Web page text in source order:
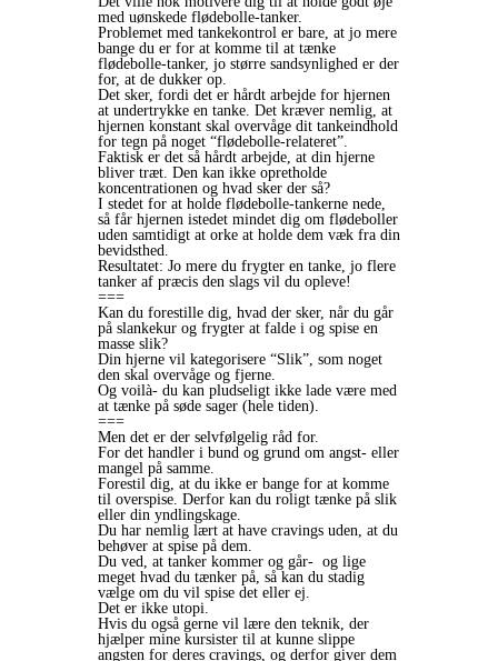
med uønskede flødebolle-tanker.
Problemet med tankekontrol er bare, at jo mere
bange du er for at komme til at tænke
flødebolle-tanker, jo større sandsynlighed er der
for, at de dukker op.
Det sker, fordi det er hårdt arbejde for hjernen
at undertrykke en tanke. Det kræver nemlig, at
hjernen konstant skal overvåge dit tankeindhold
for tegn på noget “flødebolle-relateret”.
Faktisk er det så hårdt arbejde, at din hjerne
bliver træt. Den kan ikke opretholde
koncentrationen og hvad sker der så?
I stedet for at holde flødebolle-tankerne nede,
så får hjernen istedet mindet dig om flødeboller
uden samtidigt at orke at holde dem væk fra din
bevidsthed.
Resultatet: Jo mere du frygter en tanke, jo flere
tanker af præcis den slags vil du opleve!
===
Kan du forestille dig, hvad der sker, når du går
på slankekur og frygter at falde i og spise en
masse slik?
Din hjerne vil kategorisere “Slik”, som noget
den skal overvåge og fjerne.
Og voilà- du kan pludseligt ikke lade være med
at tænke på søde sager (hele tiden).
===
Men det er der selvfølgelig råd for.
For det handler i bund og grund om angst- eller
mangel på samme.
Forestil dig, at du ikke er bange for at komme
til overspise. Derfor kan du roligt tænke på slik
eller din yndlingskage.
Du har nemlig lært at have cravings uden, at du
behøver at spise på dem.
Du ved, at tanker kommer og går- og lige
meget hvad du tænker på, så kan du stadig
vælge om du vil spise det eller ej.
Det er ikke utopi.
Hvis du også gerne vil lære den teknik, der
hjælper mine kursister til at kunne slippe
angsten for deres cravings, og derfor giver dem